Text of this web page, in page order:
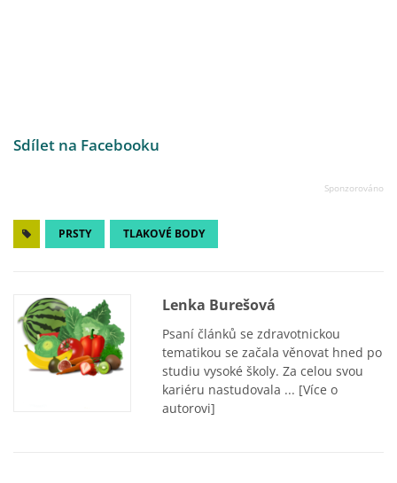
Sdílet na Facebooku
PRSTY TLAKOVÉ BODY
Lenka Burešová
Psaní článků se zdravotnickou
tematikou se začala věnovat hned po
studiu vysoké školy. Za celou svou
kariéru nastudovala ... [Více o
autorovi]